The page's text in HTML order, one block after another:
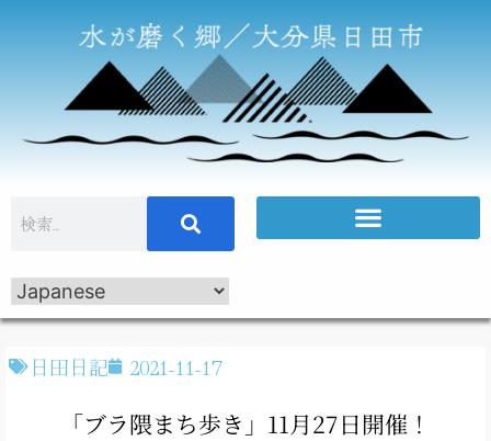
日田日記 2021-11-17
「ブラ隈まち歩き」11月27日開催！